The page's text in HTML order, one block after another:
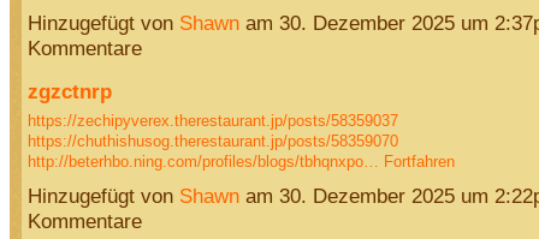
Hinzugefügt von Shawnam 30. Dezember 2025 um
Kommentare
zgzctnrp
https://zechipyverex.therestaurant.jp/posts/58359037
https://chuthishusog.therestaurant.jp/posts/58359070
http://beterhbo.ning.com/profiles/blogs/tbhqnxpo… Fortfahren
Hinzugefügt von Shawnam 30. Dezember 2025 um
Kommentare